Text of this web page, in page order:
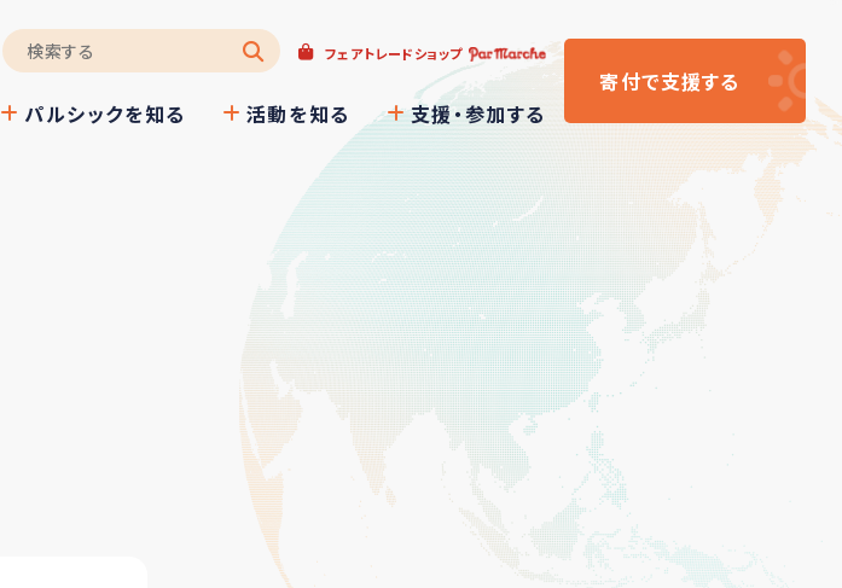
フェアトレードショップ
パルシックを知る 活動を知る 支援・参加する
寄付で支援する